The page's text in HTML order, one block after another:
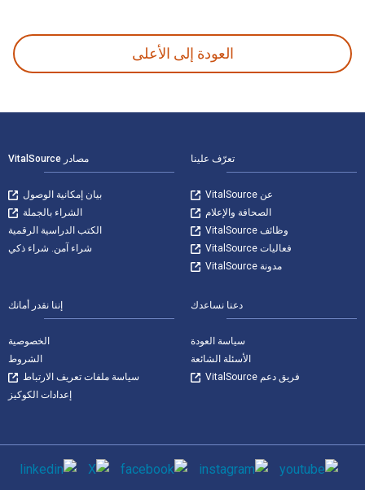
العودة إلى الأعلى
تعرّف علينا
عن VitalSource
الصحافة والإعلام
وظائف VitalSource
فعاليات VitalSource
مدونة VitalSource
مصادر VitalSource
بيان إمكانية الوصول
الشراء بالجملة
الكتب الدراسية الرقمية
شراء آمن. شراء ذكي
دعنا نساعدك
سياسة العودة
الأسئلة الشائعة
فريق دعم VitalSource
إننا نقدر أمانك
الخصوصية
الشروط
سياسة ملفات تعريف الارتباط
إعدادات الكوكيز
وسائل التواصل الاجتماعي